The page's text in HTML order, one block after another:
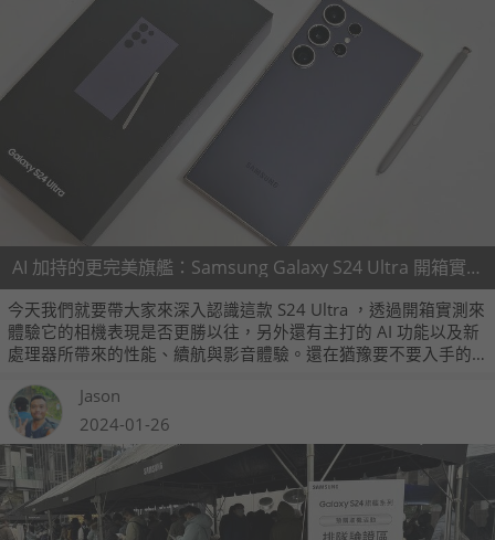
AI 加持的更完美旗艦：Samsung Galaxy S24 Ultra 開箱實測
今天我們就要帶大家來深入認識這款 S24 Ultra ，透過開箱實測來
體驗它的相機表現是否更勝以往，另外還有主打的 AI 功能以及新
處理器所帶來的性能、續航與影音體驗。還在猶豫要不要入手的
Jason
2024-01-26